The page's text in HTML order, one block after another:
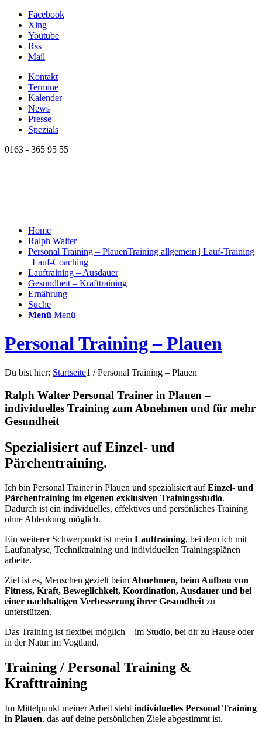
Facebook
Xing
Youtube
Rss
Mail
Kontakt
Termine
Kalender
News
Presse
Spezials
0163 - 365 95 55
Home
Ralph Walter
Personal Training – PlauenTraining allgemein | Lauf-Training
| Lauf-Coaching
Lauftraining – Ausdauer
Gesundheit – Krafttraining
Ernährung
Suche
Menü Menü
Personal Training – Plauen
Du bist hier: Startseite1 / Personal Training – Plauen
Ralph Walter Personal Trainer in Plauen –
individuelles Training zum Abnehmen und für mehr
Gesundheit
Spezialisiert auf Einzel- und
Pärchentraining.
Ich bin Personal Trainer in Plauen und spezialisiert aufEinzel- und
Pärchentraining im eigenen exklusiven Trainingsstudio.
Dadurch ist ein individuelles, effektives und persönliches Training
ohne Ablenkung möglich.
Ein weiterer Schwerpunkt ist mein Lauftraining, bei dem ich mit
Laufanalyse, Techniktraining und individuellen Trainingsplänen
arbeite.
Ziel ist es, Menschen gezielt beim Abnehmen, beim Aufbau von
Fitness, Kraft, Beweglichkeit, Koordination, Ausdauer und bei
einer nachhaltigen Verbesserung ihrer Gesundheitzu
unterstützen.
Das Training ist flexibel möglich – im Studio, bei dir zu Hause oder
in der Natur im Vogtland.
Training / Personal Training &
Krafttraining
Im Mittelpunkt meiner Arbeit steht individuelles Personal Training
in Plauen, das auf deine persönlichen Ziele abgestimmt ist.